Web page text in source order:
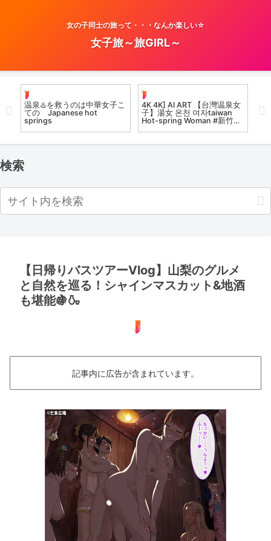
女の子同士の旅って・・・なんか楽しい☆
女子旅～旅GIRL～
お風呂女子こての
温泉♨️を救うのは中華女子こ
ての Japanese hot
springs
温泉女子
4K 4K] AI ART 【台灣温泉女
子】湯女 온천 여자taiwan
Hot-spring Woman #新竹尖
温
検索
【日帰りバスツアーVlog】山梨のグルメ
と自然を巡る！シャインマスカット&地酒
も堪能🍇🍶
日帰り
記事内に広告が含まれています。